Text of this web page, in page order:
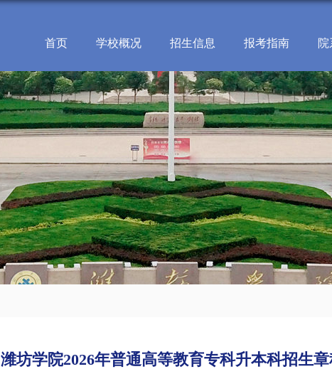
首页 学校概况 招生信息 报考指南
潍坊学院2026年普通高等教育专科升本科招生